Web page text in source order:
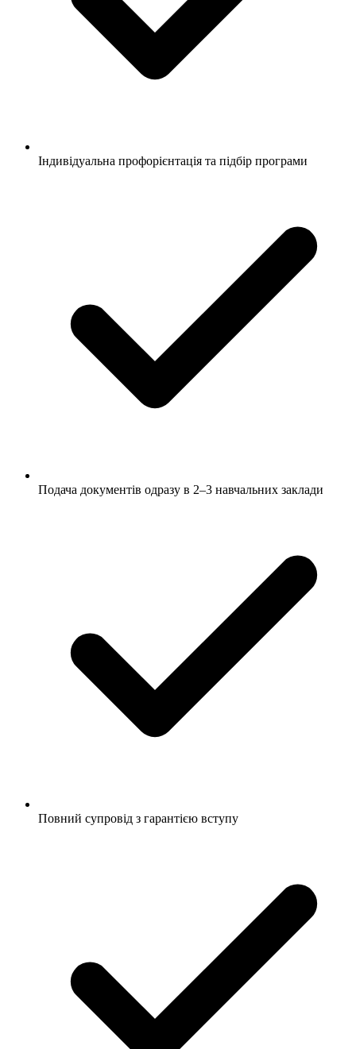
Індивідуальна профорієнтація та підбір програми
Подача документів одразу в 2–3 навчальних заклади
Повний супровід з гарантією вступу